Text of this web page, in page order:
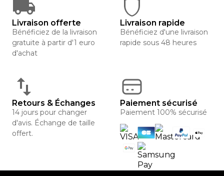
Livraison offerte
Bénéficiez de la livraison
gratuite à partir d'1 euro
d'achat
Livraison rapide
Bénéficiez d'une livraison
rapide sous 48 heures
Retours & Échanges
14 jours pour changer
d'avis. Échange de taille
offert.
Paiement sécurisé
Paiement 100% sécurisé